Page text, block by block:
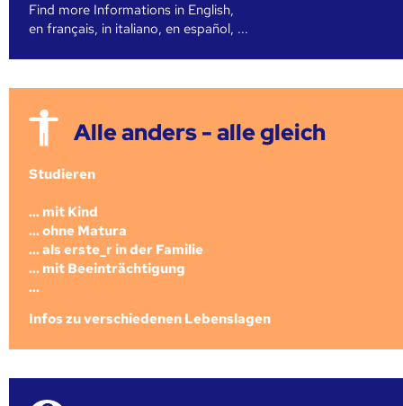
Find more Informations in English,
en français, in italiano, en español, ...
Alle anders - alle gleich
Studieren
... mit Kind
... ohne Matura
... als erste_r in der Familie
... mit Beeinträchtigung
...
Infos zu verschiedenen Lebenslagen